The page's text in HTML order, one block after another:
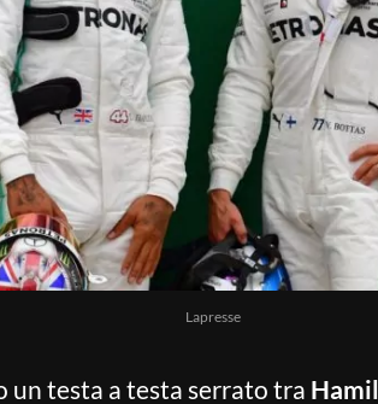
Lapresse
un testa a testa serrato tra